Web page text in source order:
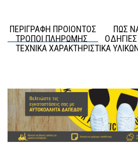
ΠΕΡΙΓΡΑΦΗ ΠΡΟΙΟΝΤΟΣ
ΠΩΣ
ΤΡΟΠΟΙ ΠΛΗΡΩΜΗΣ
ΤΕΧΝΙΚΑ ΧΑΡΑΚΤΗΡΙΣΤΙΚΑ